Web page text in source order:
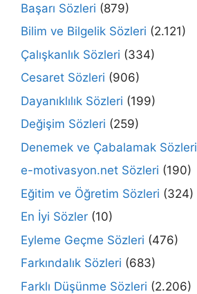
Başarı Sözleri (879)
Bilim ve Bilgelik Sözleri (2.121)
Çalışkanlık Sözleri (334)
Cesaret Sözleri (906)
Dayanıklılık Sözleri (199)
Değişim Sözleri (259)
Denemek ve Çabalamak Sözleri
e-motivasyon.net Sözleri (190)
Eğitim ve Öğretim Sözleri (324)
En İyi Sözler (10)
Eyleme Geçme Sözleri (476)
Farkındalık Sözleri (683)
Farklı Düşünme Sözleri (2.206)